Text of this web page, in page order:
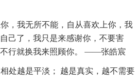
，我无所不能，自从喜欢上你，我
己了，我只是来感谢你，不要害
行就换我来照顾你。 ——张皓宸
处越是平淡； 越是真实，越不需要